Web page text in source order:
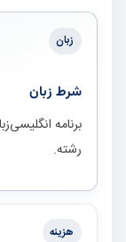
زبان
شرط زبان
رشته.
هزینه